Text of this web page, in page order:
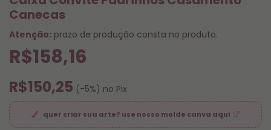
Canecas
Atenção: prazo de produção consta no produto.
R$158,16
R$150,25 (-5%) no Pix
quer criar sua arte? use nosso molde canva aqui